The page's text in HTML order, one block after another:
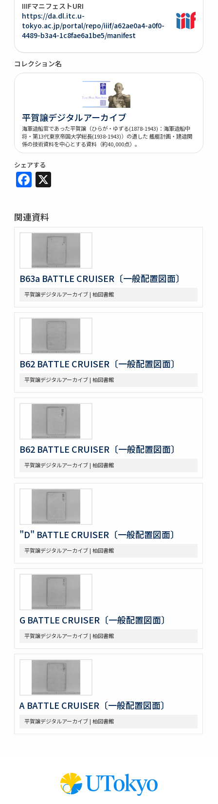
IIIFマニフェストURI
https://da.dl.itc.u-
tokyo.ac.jp/portal/repo/iiif/a62ae0a4-a0f0-
4489-b3a4-1c8fae6a1be5/manifest
コレクション名
平賀譲デジタルアーカイブ
海軍造船官であった平賀譲（ひらが・ゆずる(1878-1943)：海軍造船中
将・第13代東京帝国大学総長(1938-1943)）の遺した 艦艇計画・建造関
係の技術資料を中心とする資料（約40,000点）。
シェアする
Facebook
関連資料
B63a BATTLE CRUISER〔一般配置図面〕
平賀譲デジタルアーカイブ | 柏図書館
B62 BATTLE CRUISER〔一般配置図面〕
平賀譲デジタルアーカイブ | 柏図書館
B62 BATTLE CRUISER〔一般配置図面〕
平賀譲デジタルアーカイブ | 柏図書館
"D" BATTLE CRUISER〔一般配置図面〕
平賀譲デジタルアーカイブ | 柏図書館
G BATTLE CRUISER〔一般配置図面〕
平賀譲デジタルアーカイブ | 柏図書館
A BATTLE CRUISER〔一般配置図面〕
平賀譲デジタルアーカイブ | 柏図書館